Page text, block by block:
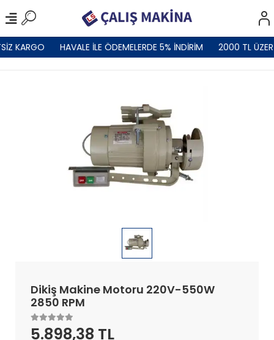
KARGO HAVALE İLE ÖDEMELERDE 5% İNDİRİM 2000 TL
Dikiş Makine Motoru 220V-550W
2850 RPM
5.898,38 TL